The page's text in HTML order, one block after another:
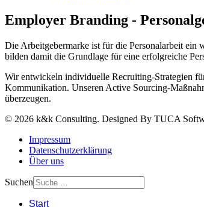
Employer Branding -
Die Arbeitgebermarke ist für die Personalarbeit
bilden damit die Grundlage für eine erfolgreiche
Wir entwickeln individuelle Recruiting-Strategien
Kommunikation. Unseren Active Sourcing-
überzeugen.
© 2026 k&k Consulting. Designed By TUCA
Impressum
Datenschutz­erklärung
Über uns
Suchen
Start